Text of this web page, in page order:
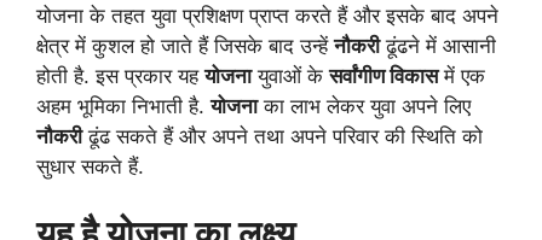
योजना के तहत युवा प्रशिक्षण प्राप्त करते हैं और इसके बाद अपने
क्षेत्र में कुशल हो जाते हैं जिसके बाद उन्हेंनौकरीढूंढने में आसानी
होती है. इस प्रकार यहयोजनायुवाओं केसर्वांगीण विकासमें एक
अहम भूमिका निभाती है.योजनाका लाभ लेकर युवा अपने लिए
नौकरीढूंढ सकते हैं और अपने तथा अपने परिवार की स्थिति को
सुधार सकते हैं.